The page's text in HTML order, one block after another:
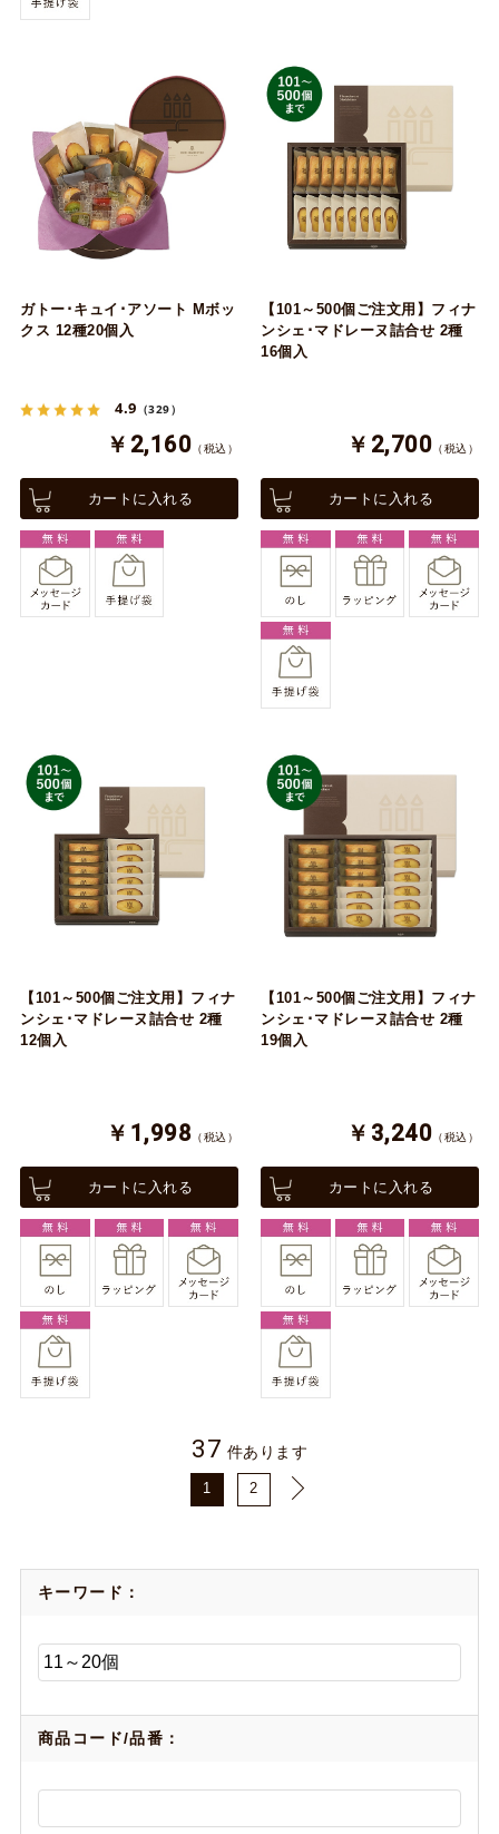
ガトー･キュイ･アソート Mボッ
クス 12種20個入
4.9 （329）
￥2,160 （税込）
カートに入れる
【101～500個ご注文用】フィナ
ンシェ･マドレーヌ詰合せ 2種
16個入
￥2,700 （税込）
カートに入れる
【101～500個ご注文用】フィナ
ンシェ･マドレーヌ詰合せ 2種
12個入
￥1,998 （税込）
カートに入れる
【101～500個ご注文用】フィナ
ンシェ･マドレーヌ詰合せ 2種
19個入
￥3,240 （税込）
カートに入れる
37 件あります
1 2
キーワード：
商品コード/品番：